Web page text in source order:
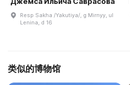
Resp Sakha /Yakutiya/, g Mirnyy, ul
Lenina, d 16
类似的博物馆